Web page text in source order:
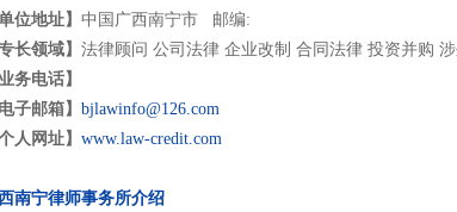
单位地址】 中国广西南宁市 邮编:
专长领域】 法律顾问 公司法律 企业改制 合同法律 投资并购
业务电话】
电子邮箱】 bjlawinfo@126.com
个人网址】 www.law-credit.com
南宁律师事务所介绍